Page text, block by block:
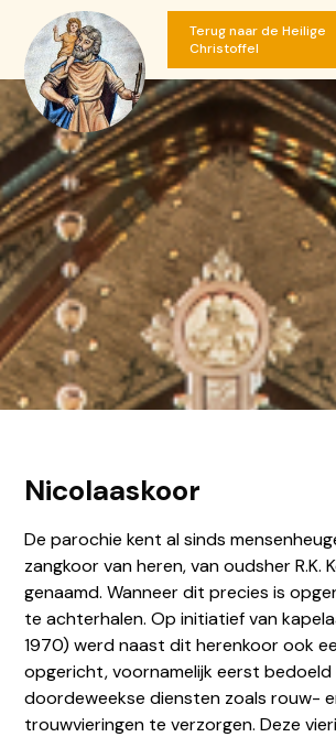
Terug naar de Heilige
Christoffel
Nicolaaskoor
De parochie kent al sinds
zangkoor van heren, van oudsher R.K.
genaamd. Wanneer dit precies is
te achterhalen. Op initiatief van
1970) werd naast dit herenkoor ook
opgericht, voornamelijk eerst bedoeld
doordeweekse diensten zoals rouw-
trouwvieringen te verzorgen. Deze